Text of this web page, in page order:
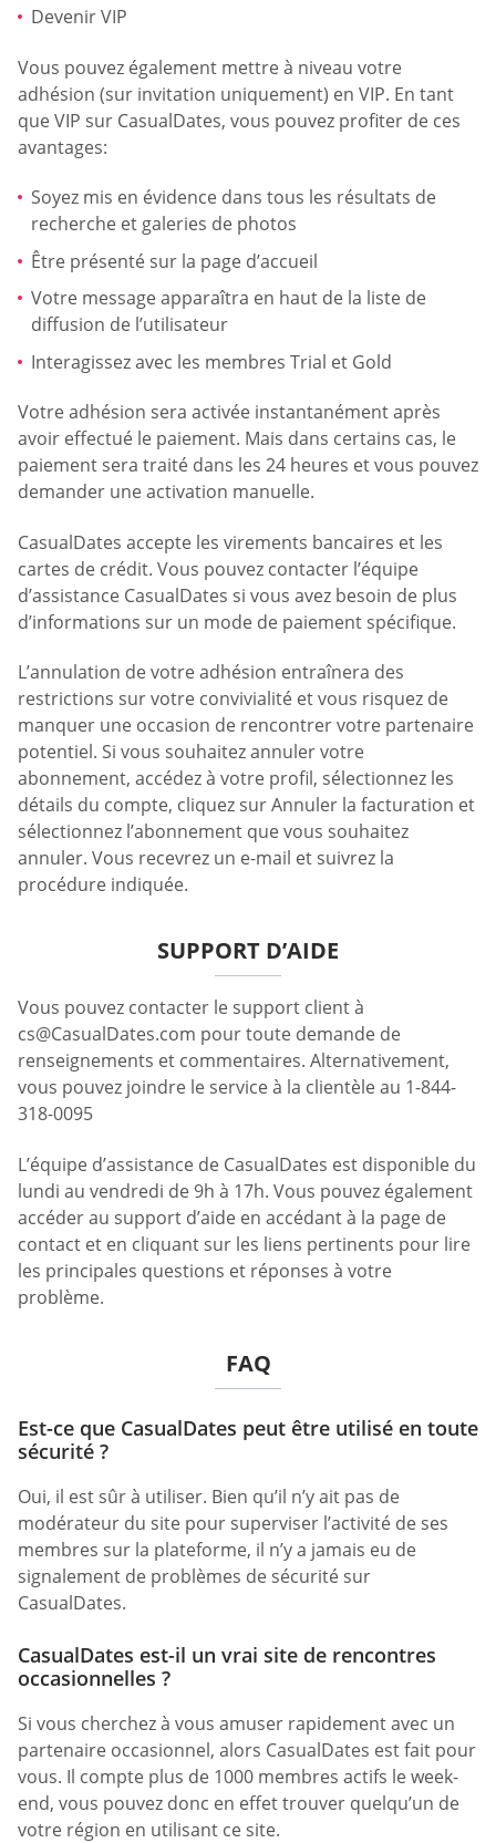
Devenir VIP
Vous pouvez également mettre à niveau votre
adhésion (sur invitation uniquement) en VIP. En tant
que VIP sur CasualDates, vous pouvez profiter de ces
avantages:
Soyez mis en évidence dans tous les résultats de
recherche et galeries de photos
Être présenté sur la page d’accueil
Votre message apparaîtra en haut de la liste de
diffusion de l’utilisateur
Interagissez avec les membres Trial et Gold
Votre adhésion sera activée instantanément après
avoir effectué le paiement. Mais dans certains cas, le
paiement sera traité dans les 24 heures et vous pouvez
demander une activation manuelle.
CasualDates accepte les virements bancaires et les
cartes de crédit. Vous pouvez contacter l’équipe
d’assistance CasualDates si vous avez besoin de plus
d’informations sur un mode de paiement spécifique.
L’annulation de votre adhésion entraînera des
restrictions sur votre convivialité et vous risquez de
manquer une occasion de rencontrer votre partenaire
potentiel. Si vous souhaitez annuler votre
abonnement, accédez à votre profil, sélectionnez les
détails du compte, cliquez sur Annuler la facturation et
sélectionnez l’abonnement que vous souhaitez
annuler. Vous recevrez un e-mail et suivrez la
procédure indiquée.
SUPPORT D’AIDE
Vous pouvez contacter le support client à
cs@CasualDates.com pour toute demande de
renseignements et commentaires. Alternativement,
vous pouvez joindre le service à la clientèle au 1-844-
318-0095
L’équipe d’assistance de CasualDates est disponible du
lundi au vendredi de 9h à 17h. Vous pouvez également
accéder au support d’aide en accédant à la page de
contact et en cliquant sur les liens pertinents pour lire
les principales questions et réponses à votre
problème.
FAQ
Est-ce que CasualDates peut être utilisé en toute
sécurité ?
Oui, il est sûr à utiliser. Bien qu’il n’y ait pas de
modérateur du site pour superviser l’activité de ses
membres sur la plateforme, il n’y a jamais eu de
signalement de problèmes de sécurité sur
CasualDates.
CasualDates est-il un vrai site de rencontres
occasionnelles ?
Si vous cherchez à vous amuser rapidement avec un
partenaire occasionnel, alors CasualDates est fait pour
vous. Il compte plus de 1000 membres actifs le week-
end, vous pouvez donc en effet trouver quelqu’un de
votre région en utilisant ce site.